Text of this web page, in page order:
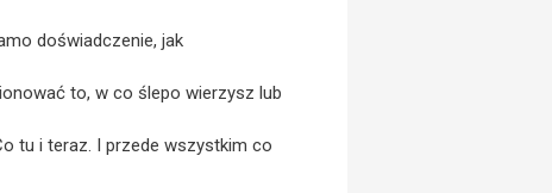
doświadczenie, jak
to, w co ślepo wierzysz lub
tu i teraz. I przede wszystkim co